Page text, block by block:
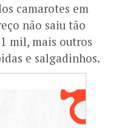
camarotes em
não saiu tão
mil, mais outros
e salgadinhos.